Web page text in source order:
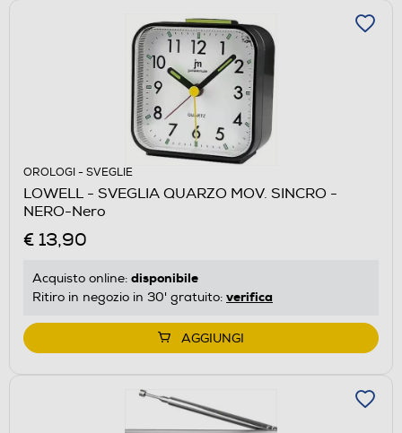
OROLOGI - SVEGLIE
LOWELL - SVEGLIA QUARZO MOV. SINCRO -
NERO-Nero
€ 13,90
Acquisto online: disponibile
Ritiro in negozio in 30' gratuito: verifica
AGGIUNGI